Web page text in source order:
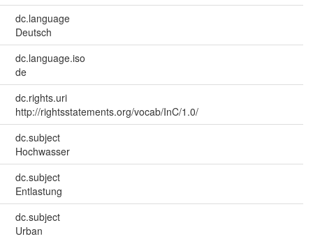
dc.language
Deutsch
dc.language.iso
de
dc.rights.uri
http://rightsstatements.org/vocab/InC/1.0/
dc.subject
Hochwasser
dc.subject
Entlastung
dc.subject
Urban